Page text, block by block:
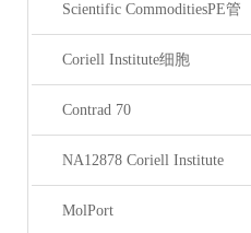
Scientific CommoditiesPE管
Coriell Institute细胞
Contrad 70
NA12878 Coriell Institute
MolPort